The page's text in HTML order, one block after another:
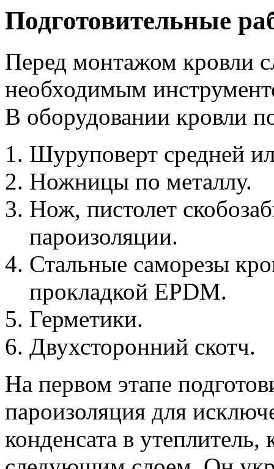
Подготовительные
Перед монтажом кровли
необходимым
В оборудовании кровли
Шуруповерт средней
Ножницы по металлу.
Нож, пистолет
пароизоляции.
Стальные саморезы
прокладкой EPDM.
Герметики.
Двухсторонний скотч.
На первом этапе
пароизоляция для
конденсата в